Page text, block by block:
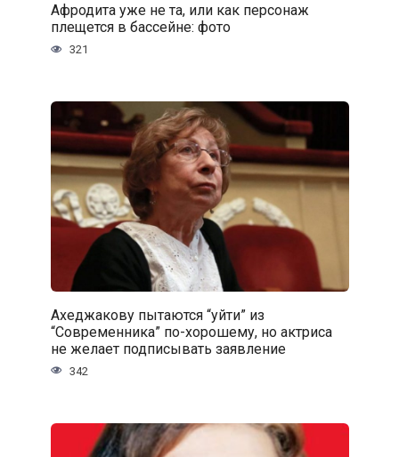
Афродита уже не та, или как персонаж
плещется в бассейне: фото
321
Ахеджакову пытаются “уйти” из
“Современника” по-хорошему, но актриса
не желает подписывать заявление
342